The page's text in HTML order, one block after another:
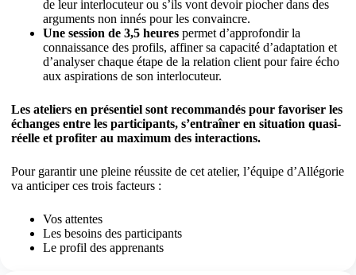
de leur interlocuteur ou s’ils vont devoir piocher dans des
arguments non innés pour les convaincre.
Une session de 3,5 heures permet d’approfondir la
connaissance des profils, affiner sa capacité d’adaptation et
d’analyser chaque étape de la relation client pour faire écho
aux aspirations de son interlocuteur.
Les ateliers en présentiel sont recommandés pour favoriser les
échanges entre les participants, s’entraîner en situation quasi-
réelle et profiter au maximum des interactions.
Pour garantir une pleine réussite de cet atelier, l’équipe d’Allégorie
va anticiper ces trois facteurs :
Vos attentes
Les besoins des participants
Le profil des apprenants